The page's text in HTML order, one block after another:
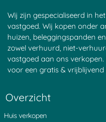
Wij zijn gespecialiseerd in
vastgoed. Wij kopen onder
huizen, beleggingspanden
zowel verhuurd, niet-
vastgoed aan ons
voor een gratis &
Overzicht
Huis verkopen